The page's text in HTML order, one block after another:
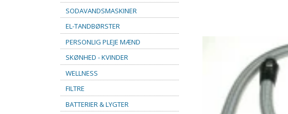
SODAVANDSMASKINER
EL-TANDBØRSTER
PERSONLIG PLEJE MÆND
SKØNHED - KVINDER
WELLNESS
FILTRE
BATTERIER & LYGTER